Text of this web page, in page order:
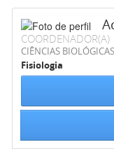
COORDENADOR(A)
CIÊNCIAS BIOLÓGICAS
Fisiologia